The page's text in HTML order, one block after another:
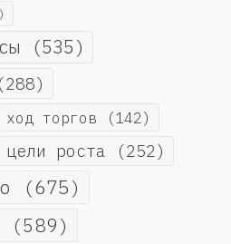
(535)
ход торгов (142)
цели роста (252)
(675)
(589)